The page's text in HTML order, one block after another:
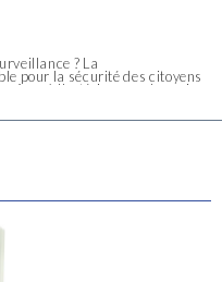
? La
pour la sécurité des citoyens
à l'extérieur sur les voies